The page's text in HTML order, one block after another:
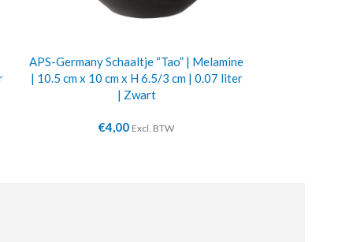
APS-Germany Schaaltje “Tao” | Melamine
| 10.5 cm x 10 cm x H 6.5/3 cm | 0.07 liter
| Zwart
€4,00 Excl. BTW